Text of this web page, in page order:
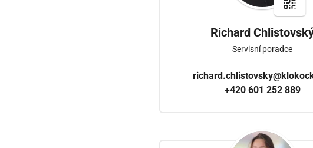
Richard
Servisní poradce
+420 601 252 889